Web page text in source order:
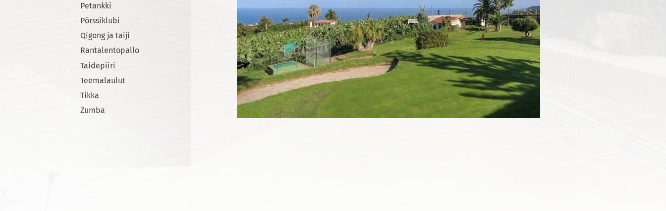
Petankki
Pörssiklubi
Qigong ja taiji
Rantalentopallo
Taidepiiri
Teemalaulut
Tikka
Zumba